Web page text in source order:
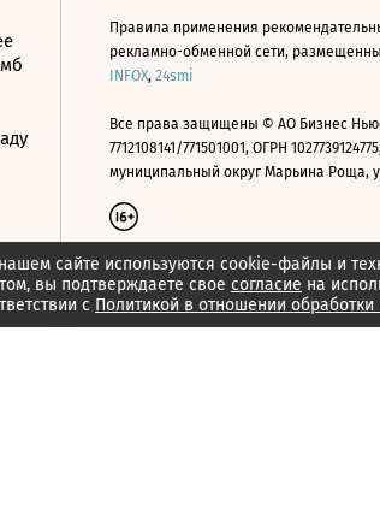
сайте используются cookie-файлы и
вы подтверждаете свое согласие на
с Политикой в отношении
Правила применения
рекламно-обменной сети,
INFOX, 24smi
Все права защищены © АО Бизнес
7712108141/771501001, ОГРН
муниципальный округ Марьина Роща,